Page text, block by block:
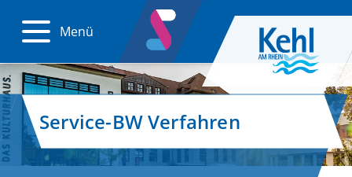
Menü
Service-BW Verfahren